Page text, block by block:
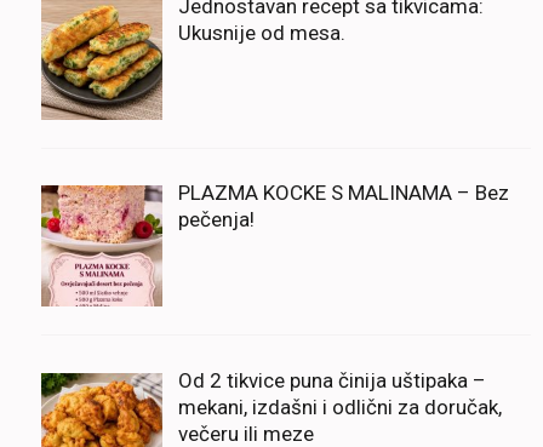
Jednostavan recept sa tikvicama:
Ukusnije od mesa.
PLAZMA KOCKE S MALINAMA – Bez
pečenja!
Od 2 tikvice puna činija uštipaka –
mekani, izdašni i odlični za doručak,
večeru ili meze